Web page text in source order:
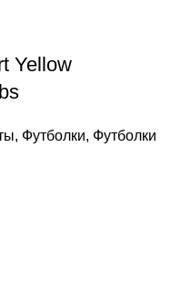
Yellow
, Футболки, Футболки